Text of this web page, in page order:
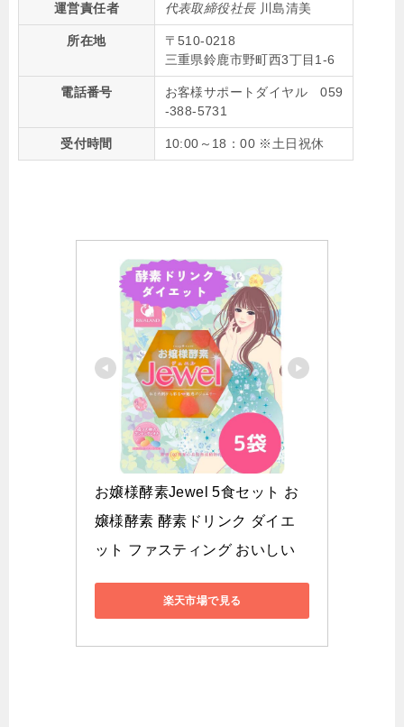
運営責任者 代表取締役社長川島清美
所在地
〒510-0218
三重県鈴鹿市野町西3丁目1-6
電話番号
お客様サポートダイヤル 059
-388-5731
受付時間 10:00～18：00 ※土日祝休
お嬢様酵素Jewel 5食セット お
嬢様酵素 酵素ドリンク ダイエ
ット ファスティング おいしい
楽天市場で見る